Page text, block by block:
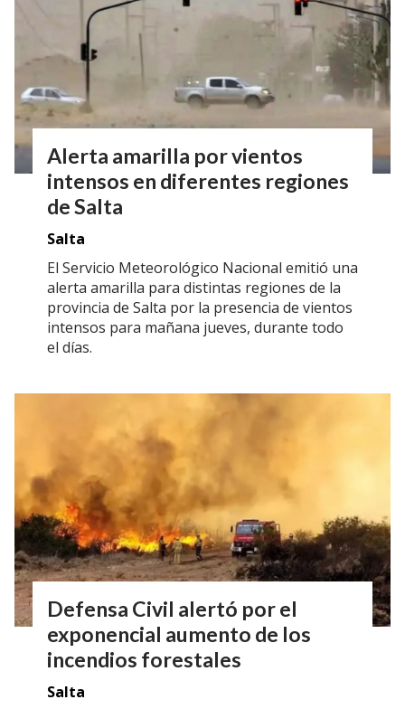
Alerta amarilla por vientos
intensos en diferentes regiones
de Salta
Salta
El Servicio Meteorológico Nacional emitió una
alerta amarilla para distintas regiones de la
provincia de Salta por la presencia de vientos
intensos para mañana jueves, durante todo
el días.
Defensa Civil alertó por el
exponencial aumento de los
incendios forestales
Salta